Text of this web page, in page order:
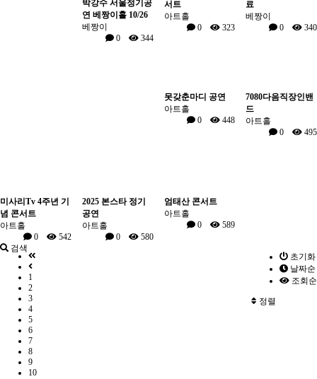
박강수 서울정기공
연 베짱이홀 10/26
베짱이
0
344
서트
아트홀
0
323
료
베짱이
0
340
못갖춘마디 공연
아트홀
0
448
7080다음직장인밴
드
아트홀
0
495
미사리Tv 4주년 기
념 콘서트
아트홀
0
542
2025 본스타 정기
공연
아트홀
0
580
엄태산 콘서트
아트홀
0
589
초기화
날짜순
조회순
정렬
검색
1
2
3
4
5
6
7
8
9
10